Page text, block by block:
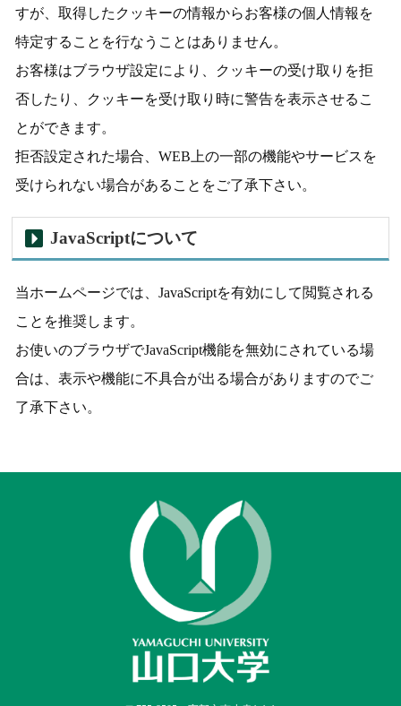
すが、取得したクッキーの情報からお客様の個人情報を
特定することを行なうことはありません。
お客様はブラウザ設定により、クッキーの受け取りを拒
否したり、クッキーを受け取り時に警告を表示させるこ
とができます。
拒否設定された場合、WEB上の一部の機能やサービスを
受けられない場合があることをご了承下さい。
JavaScriptについて
当ホームページでは、JavaScriptを有効にして閲覧される
ことを推奨します。
お使いのブラウザでJavaScript機能を無効にされている場
合は、表示や機能に不具合が出る場合がありますのでご
了承下さい。